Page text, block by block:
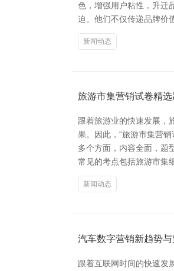
色，增强用户粘性，升迁
迫。他们不仅传递品牌价
新闻动态
旅游市集营销试卷精
跟着旅游业的快速发展，
果。因此，“旅游市集营
多个方面，内容全面，题
常见的考点包括旅游市集
新闻动态
汽车数字营销新趋势
跟着互联网时间的快速发